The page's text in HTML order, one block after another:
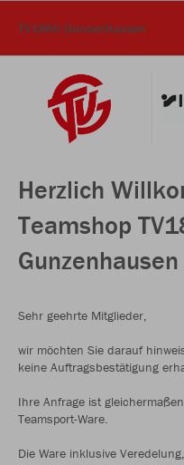
TV1860 Gunzenhausen
Herzlich
Teamshop
Gunzenhausen
Sehr geehrte Mitglieder,
wir möchten Sie darauf
keine Auftragsbestätigung
Ihre Anfrage ist
Teamsport-Ware.
Die Ware inklusive